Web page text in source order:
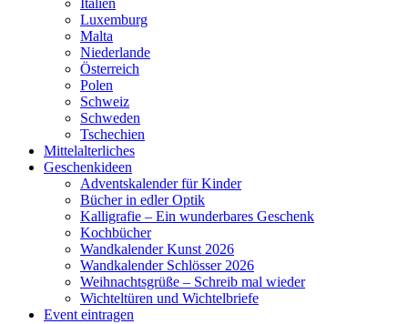
Italien
Luxemburg
Malta
Niederlande
Österreich
Polen
Schweiz
Schweden
Tschechien
Mittelalterliches
Geschenkideen
Adventskalender für Kinder
Bücher in edler Optik
Kalligrafie – Ein wunderbares Geschenk
Kochbücher
Wandkalender Kunst 2026
Wandkalender Schlösser 2026
Weihnachtsgrüße – Schreib mal wieder
Wichteltüren und Wichtelbriefe
Event eintragen